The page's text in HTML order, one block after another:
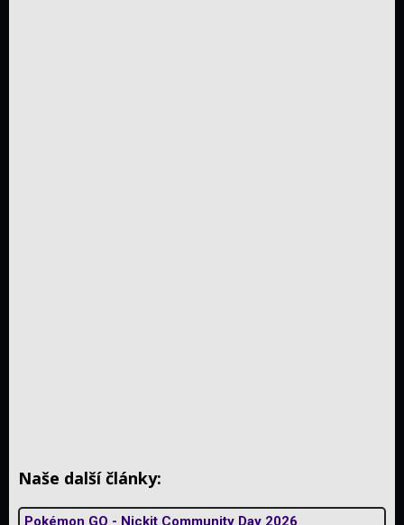
Naše další články:
Pokémon GO - Nickit Community Day 2026